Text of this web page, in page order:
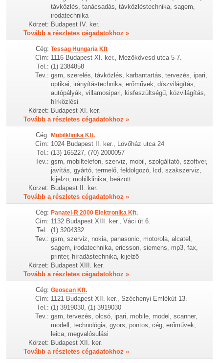
távközlés, tanácsadás, távközléstechnika, sagem,
irodatechnika
Körzet: Budapest IV. ker.
Tovább a részletes cégadatokhoz »
Cég: Tessag Hungaria Kft
Cím: 1116 Budapest XI. ker., Mezőkövesd utca 5-7.
Tel.: (1) 2384858
Tev.: gsm, szerelés, távközlés, karbantartás, tervezés, ipari,
optikai, irányítástechnika, erőművek, díszvilágítás,
autópályák, villamosipari, kisfeszültségű, közvilágítás,
hírközlési
Körzet: Budapest XI. ker.
Tovább a részletes cégadatokhoz »
Cég: Mobilklinika Kft.
Cím: 1024 Budapest II. ker., Lövőház utca 24
Tel.: (13) 165227, (70) 2000057
Tev.: gsm, mobiltelefon, szerviz, mobil, szolgáltató, szoftver,
javítás, gyártó, termelő, feldolgozó, lcd, szakszerviz,
kijelzo, mobilklinika, beázott
Körzet: Budapest II. ker.
Tovább a részletes cégadatokhoz »
Cég: Panatel-R 2000 Elektronika Kft.
Cím: 1132 Budapest XIII. ker., Váci út 6.
Tel.: (1) 3204332
Tev.: gsm, szerviz, nokia, panasonic, motorola, alcatel,
sagem, irodatechnika, ericsson, siemens, mp3, fax,
printer, híradástechnika, kijelző
Körzet: Budapest XIII. ker.
Tovább a részletes cégadatokhoz »
Cég: Geoscan Kft.
Cím: 1121 Budapest XII. ker., Széchenyi Emlékút 13.
Tel.: (1) 3919030, (1) 3919030
Tev.: gsm, tervezés, olcsó, ipari, mobile, model, scanner,
modell, technológia, gyors, pontos, cég, erőművek,
leica, megvalósulási
Körzet: Budapest XII. ker.
Tovább a részletes cégadatokhoz »